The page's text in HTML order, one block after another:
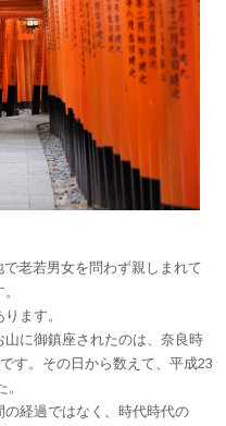
老若男女を問わず親しまれて
ます。
に御鎮座されたのは、奈良時
す。その日から数えて、平成23
経過ではなく、時代時代の